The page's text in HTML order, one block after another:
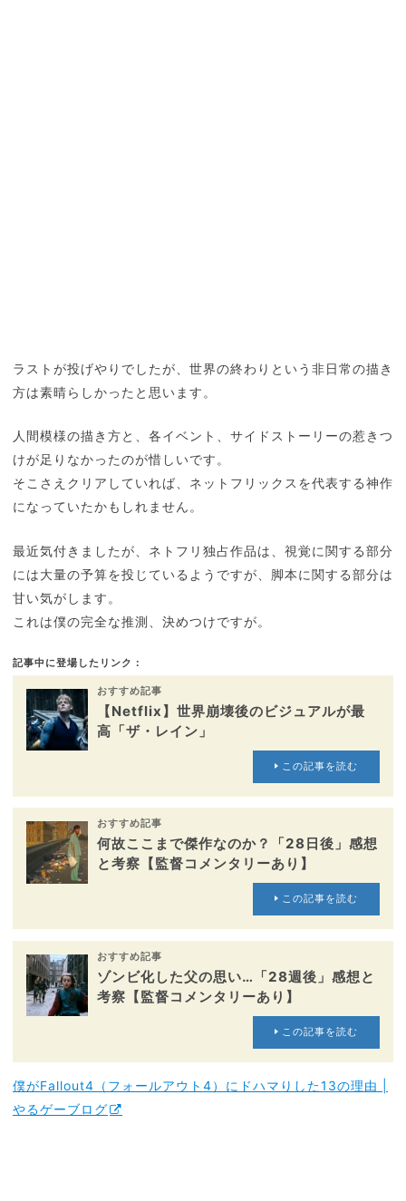
ラストが投げやりでしたが、世界の終わりという非日常の描き
方は素晴らしかったと思います。
人間模様の描き方と、各イベント、サイドストーリーの惹きつ
けが足りなかったのが惜しいです。
そこさえクリアしていれば、ネットフリックスを代表する神作
になっていたかもしれません。
最近気付きましたが、ネトフリ独占作品は、視覚に関する部分
には大量の予算を投じているようですが、脚本に関する部分は
甘い気がします。
これは僕の完全な推測、決めつけですが。
記事中に登場したリンク：
おすすめ記事
【Netflix】世界崩壊後のビジュアルが最
高「ザ・レイン」
この記事を読む
おすすめ記事
何故ここまで傑作なのか？「28日後」感想
と考察【監督コメンタリーあり】
この記事を読む
おすすめ記事
ゾンビ化した父の思い…「28週後」感想と
考察【監督コメンタリーあり】
この記事を読む
僕がFallout4（フォールアウト4）にドハマりした13の理由 |
やるゲーブログ